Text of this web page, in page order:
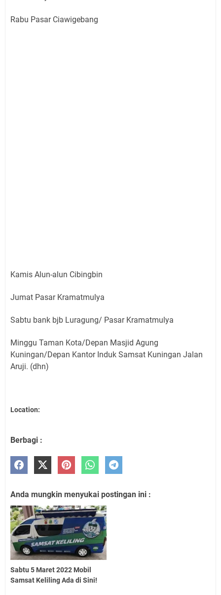
Rabu Pasar Ciawigebang
Kamis Alun-alun Cibingbin
Jumat Pasar Kramatmulya
Sabtu bank bjb Luragung/ Pasar Kramatmulya
Minggu Taman Kota/Depan Masjid Agung
Kuningan/Depan Kantor Induk Samsat Kuningan Jalan
Aruji. (dhn)
Location:
Berbagi :
Anda mungkin menyukai postingan ini :
Sabtu 5 Maret 2022 Mobil
Samsat Keliling Ada di Sini!